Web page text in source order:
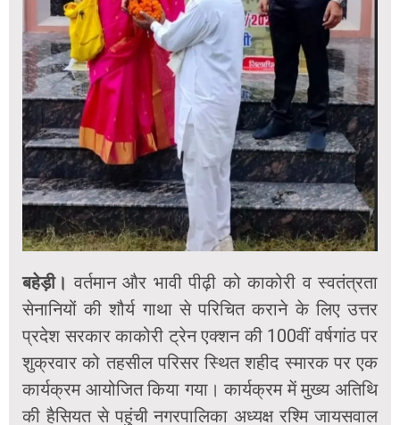
बहेड़ी। वर्तमान और भावी पीढ़ी को काकोरी व स्वतंत्रता
सेनानियों की शौर्य गाथा से परिचित कराने के लिए उत्तर
प्रदेश सरकार काकोरी ट्रेन एक्शन की 100वीं वर्षगांठ पर
शुक्रवार को तहसील परिसर स्थित शहीद स्मारक पर एक
कार्यक्रम आयोजित किया गया। कार्यक्रम में मुख्य अतिथि
की हैसियत से पहुंची नगरपालिका अध्यक्ष रश्मि जायसवाल